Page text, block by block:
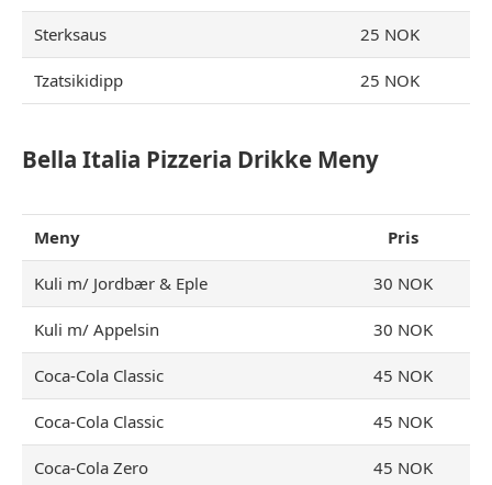
Sterksaus 25 NOK
Tzatsikidipp 25 NOK
Bella Italia Pizzeria Drikke Meny
Meny Pris
Kuli m/ Jordbær & Eple 30 NOK
Kuli m/ Appelsin 30 NOK
Coca-Cola Classic 45 NOK
Coca-Cola Classic 45 NOK
Coca-Cola Zero 45 NOK